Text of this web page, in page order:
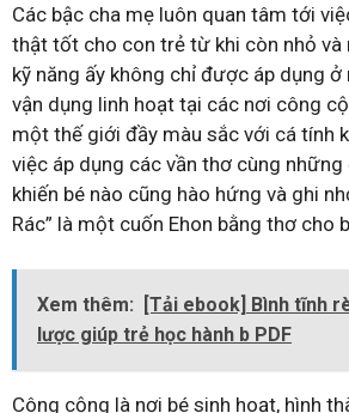
Các bậc cha mẹ luôn quan tâm tới
thật tốt cho con trẻ từ khi còn nhỏ và
kỹ năng ấy không chỉ được áp dụng
vận dụng linh hoạt tại các nơi công
một thế giới đầy màu sắc với cá tính
việc áp dụng các vần thơ cùng
khiến bé nào cũng hào hứng và ghi
Rác” là một cuốn Ehon bằng thơ cho
Xem thêm:
[Tải ebook] Bình tĩnh
lược giúp trẻ học hành b PDF
Công cộng là nơi bé sinh hoạt, hình